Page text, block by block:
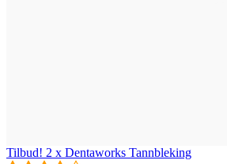
Tilbud! 2 x Dentaworks Tannbleking